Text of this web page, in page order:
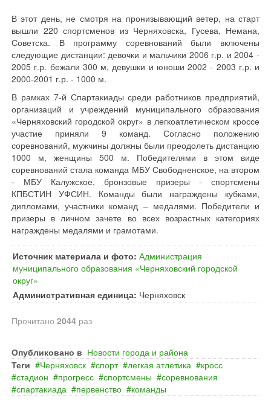
В этот день, не смотря на пронизывающий ветер, на старт
вышли 220 спортсменов из Черняховска, Гусева, Немана,
Советска. В программу соревнований были включены
следующие дистанции: девочки и мальчики 2006 г.р. и 2004 -
2005 г.р. бежали 300 м, девушки и юноши 2002 - 2003 г.р. и
2000-2001 г.р. - 1000 м.
В рамках 7-й Спартакиады среди работников предприятий,
организаций и учреждений муниципального образования
«Черняховский городской округ» в легкоатлетическом кроссе
участие приняли 9 команд. Согласно положению
соревнований, мужчины должны были преодолеть дистанцию
1000 м, женщины 500 м. Победителями в этом виде
соревнований стала команда МБУ Свободненское, на втором
- МБУ Калужское, бронзовые призеры - спортсмены
КПБСТИН УФСИН. Команды были награждены кубками,
дипломами, участники команд – медалями. Победители и
призеры в личном зачете во всех возрастных категориях
награждены медалями и грамотами.
Источник материала и фото: Администрация
муниципального образования «Черняховский городской
округ»
Административная единица: Черняховск
Прочитано 2044 раз
Опубликовано в Новости города и района
Теги
Черняховск спорт легкая атлетика
кросс
стадион
прогресс спортсмены
соревнования
спартакиада
первенство команды